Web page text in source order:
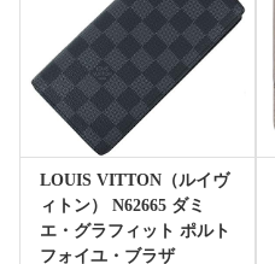
LOUIS VITTON（ルイヴ
ィトン） N62665 ダミ
エ・グラフィット ポルト
フォイユ・ブラザ